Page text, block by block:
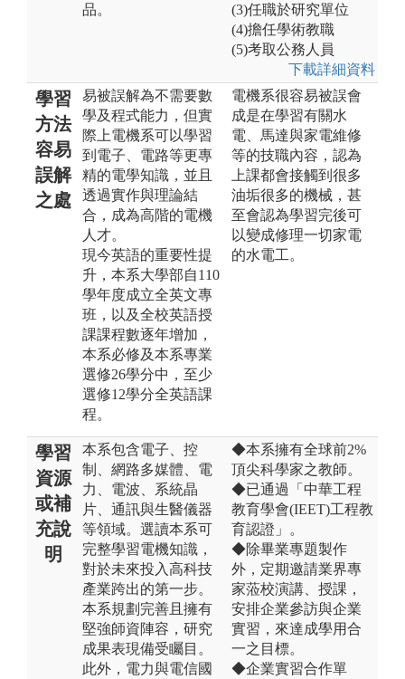
品。
(3)任職於研究單位
(4)擔任學術教職
(5)考取公務人員
下載詳細資料
學習
方法
容易
誤解
之處
易被誤解為不需要數
學及程式能力，但實
際上電機系可以學習
到電子、電路等更專
精的電學知識，並且
透過實作與理論結
合，成為高階的電機
人才。
現今英語的重要性提
升，本系大學部自110
學年度成立全英文專
班，以及全校英語授
課課程數逐年增加，
本系必修及本系專業
選修26學分中，至少
選修12學分全英語課
程。
電機系很容易被誤會
成是在學習有關水
電、馬達與家電維修
等的技職內容，認為
上課都會接觸到很多
油垢很多的機械，甚
至會認為學習完後可
以變成修理一切家電
的水電工。
學習
資源
或補
充說
明
本系包含電子、控
制、網路多媒體、電
力、電波、系統晶
片、通訊與生醫儀器
等領域。選讀本系可
完整學習電機知識，
對於未來投入高科技
產業跨出的第一步。
本系規劃完善且擁有
堅強師資陣容，研究
成果表現備受矚目。
此外，電力與電信國
◆本系擁有全球前2%
頂尖科學家之教師。
◆已通過「中華工程
教育學會(IEET)工程教
育認證」。
◆除畢業專題製作
外，定期邀請業界專
家蒞校演講、授課，
安排企業參訪與企業
實習，來達成學用合
一之目標。
◆企業實習合作單